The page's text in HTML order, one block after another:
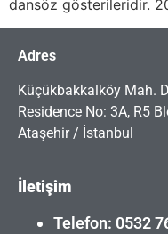
dansöz gösterileridir.
Adres
Küçükbakkalköy Mah.
Residence No: 3A, R5
Ataşehir / İstanbul
İletişim
Telefon: 0532